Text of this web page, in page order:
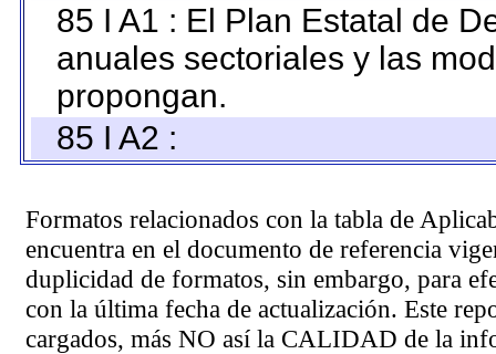
85 I A1 : El Plan Estatal de
anuales sectoriales y las
propongan.
85 I A2 :
Formatos relacionados con la tabla de
encuentra en el documento de referencia
duplicidad de formatos, sin embargo, para
con la última fecha de actualización. Este
cargados, más NO así la CALIDAD de la